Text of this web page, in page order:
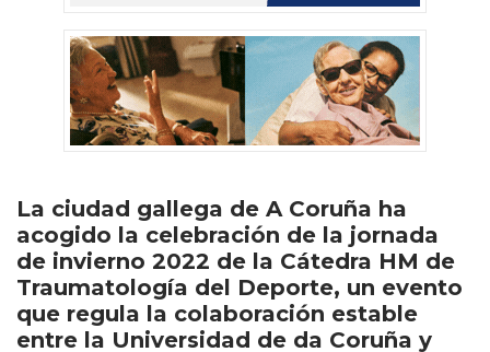
La ciudad gallega de A Coruña ha
acogido la celebración de la jornada
de invierno 2022 de la Cátedra HM de
Traumatología del Deporte, un evento
que regula la colaboración estable
entre la Universidad de da Coruña y